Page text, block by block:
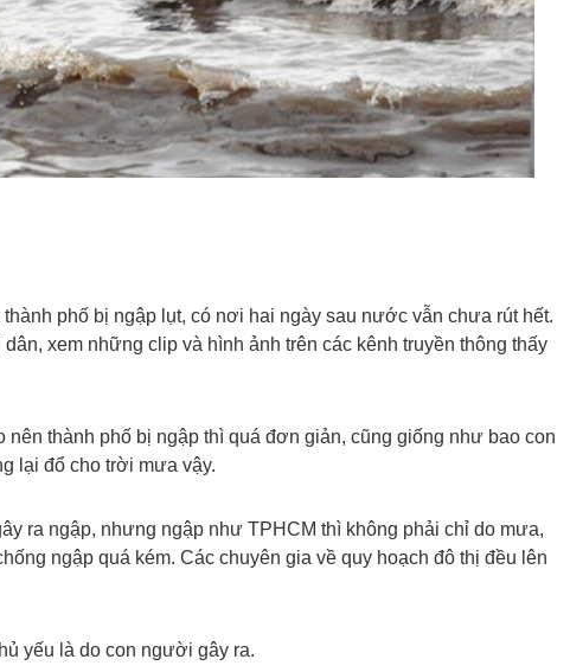
phố bị ngập lụt, có nơi hai ngày sau nước vẫn chưa rút hết.
xem những clip và hình ảnh trên các kênh truyền thông thấy
thành phố bị ngập thì quá đơn giản, cũng giống như bao con
lại đổ cho trời mưa vậy.
ra ngập, nhưng ngập như TPHCM thì không phải chỉ do mưa,
ngập quá kém. Các chuyên gia về quy hoạch đô thị đều lên
yếu là do con người gây ra.